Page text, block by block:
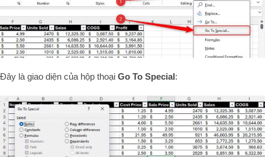
Đây là giao diện của hộp thoại Go To Special: